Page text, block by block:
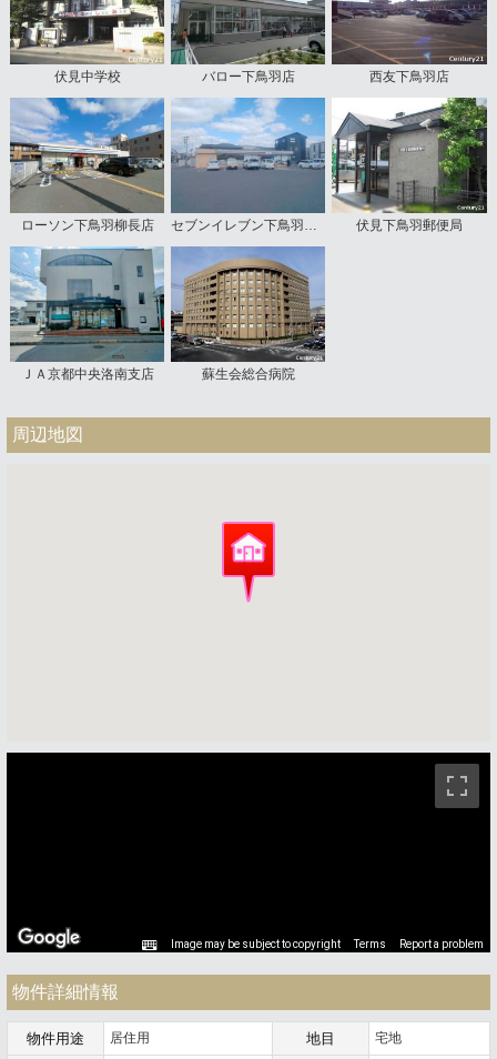
伏見中学校 バロー下鳥羽店 西友下鳥羽店
ローソン下鳥羽柳長店 セブンイレブン下鳥羽東柳長町店 伏見下鳥羽郵便局
ＪＡ京都中央洛南支店 蘇生会総合病院
周辺地図
Image may be subject to copyright Terms Report a problem
物件詳細情報
物件用途 居住用 地目 宅地